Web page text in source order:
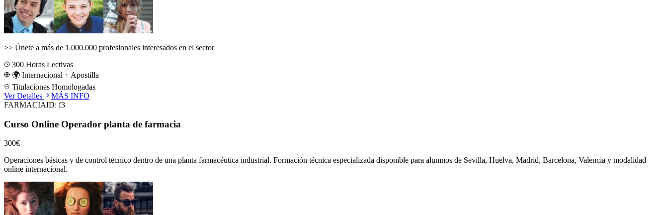
>> Únete a más de 1.000.000 profesionales interesados en el sector
300 Horas Lectivas
🌍 Internacional + Apostilla
Titulaciones Homologadas
Ver Detalles
MÁS INFO
FARMACIAID: f3
Curso Online Operador planta de farmacia
300€
Operaciones básicas y de control técnico dentro de una planta farmacéutica industrial. Formación técnica especializada disponible para alumnos de Sevilla, Huelva, Madrid, Barcelona, Valencia y modalidad
online internacional.